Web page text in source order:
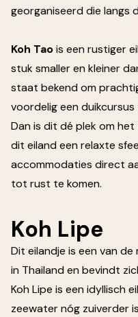
georganiseerd die langs
Koh Taois een rustiger
stuk smaller en kleiner
staat bekend om
voordelig een
Dan is dit dé plek om
dit eiland een relaxte
accommodaties direct
tot rust te komen.
Koh Lipe
Dit eilandje is een van
in Thailand en bevindt
Koh Lipe is een idyllisch
zeewater nóg zuiverder